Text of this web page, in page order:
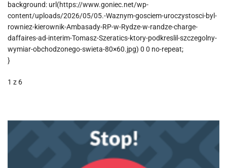
background: url(https://www.goniec.net/wp-
content/uploads/2026/05/05.-Waznym-gosciem-uroczystosci-byl-
rowniez-kierownik-Ambasady-RP-w-Rydze-w-randze-charge-
daffaires-ad-interim-Tomasz-Szeratics-ktory-podkreslil-szczegolny-
wymiar-obchodzonego-swieta-80×60.jpg) 0 0 no-repeat;
}
1 z 6